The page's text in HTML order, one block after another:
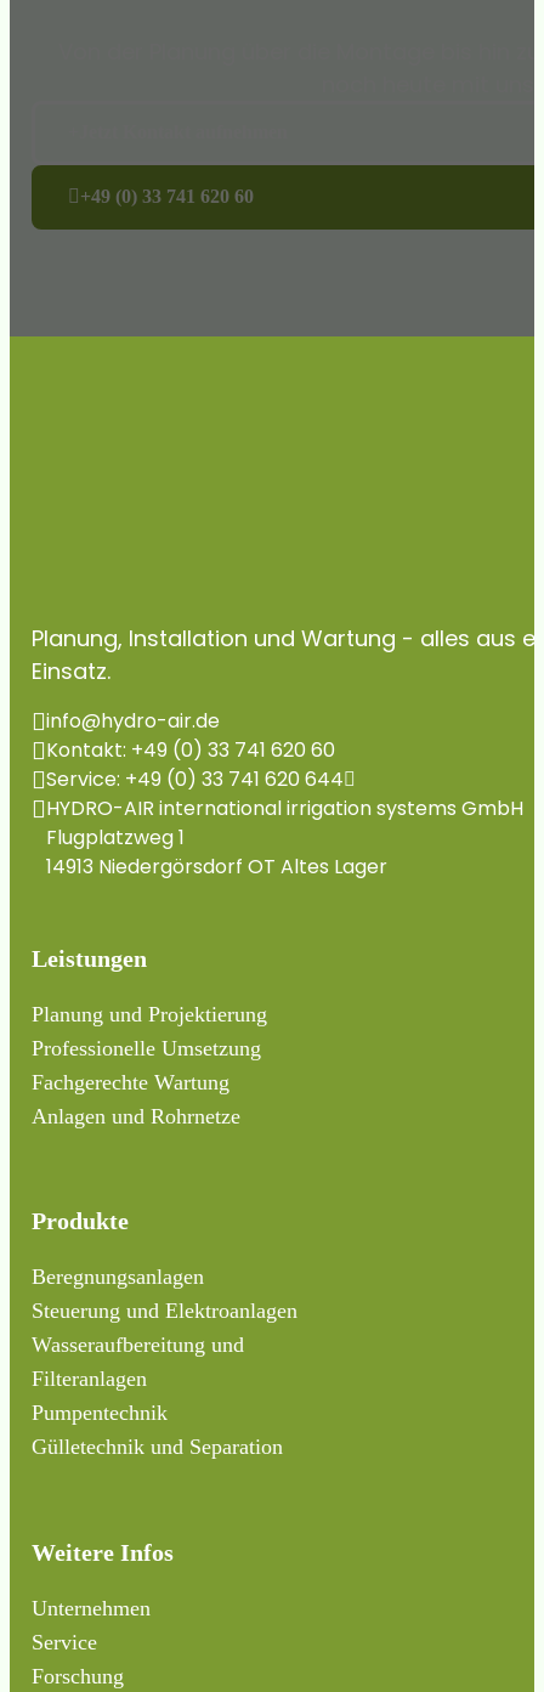
+49 (0) 33 741 620 60
Planung, Installation und Wartung - alles aus
Einsatz.
info@hydro-air.de
Kontakt: +49 (0) 33 741 620 60
Service: +49 (0) 33 741 620 644
HYDRO-AIR international irrigation systems GmbH
Flugplatzweg 1
14913 Niedergörsdorf OT Altes Lager
Leistungen
Planung und Projektierung
Professionelle Umsetzung
Fachgerechte Wartung
Anlagen und Rohrnetze
Produkte
Beregnungsanlagen
Steuerung und Elektroanlagen
Wasseraufbereitung und
Filteranlagen
Pumpentechnik
Gülletechnik und Separation
Weitere Infos
Unternehmen
Service
Forschung